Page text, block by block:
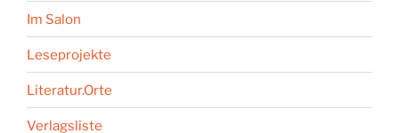
Im Salon
Leseprojekte
Literatur.Orte
Verlagsliste